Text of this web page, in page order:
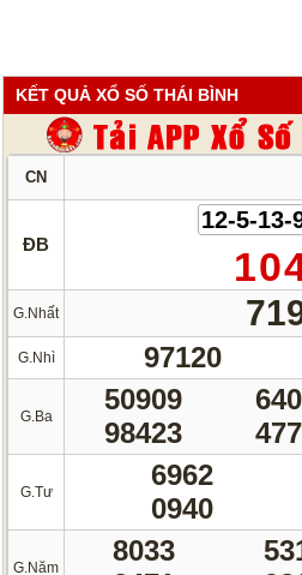
KẾT QUẢ XỔ SỐ THÁI BÌNH
CN
ĐB
12-5-13-
G.Nhất
G.Nhì 97120
G.Ba
50909
98423
G.Tư
6962
0940
G.Năm
8033